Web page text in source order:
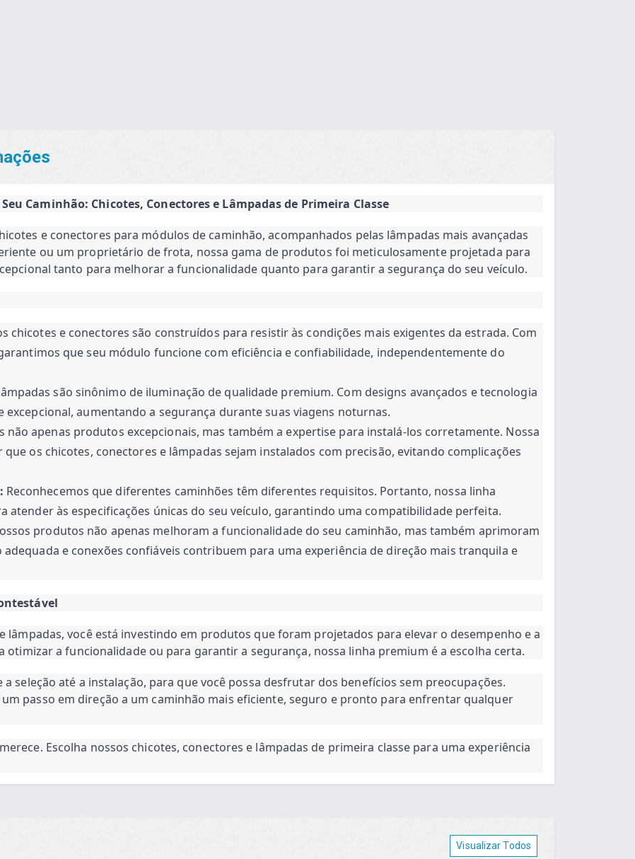
Caminhão: Chicotes, Conectores e Lâmpadas de Primeira Classe
e conectores para módulos de caminhão, acompanhados pelas lâmpadas mais avançadas
ou um proprietário de frota, nossa gama de produtos foi meticulosamente projetada para
tanto para melhorar a funcionalidade quanto para garantir a segurança do seu veículo.
chicotes e conectores são construídos para resistir às condições mais exigentes da estrada. Com
que seu módulo funcione com eficiência e confiabilidade, independentemente do
são sinônimo de iluminação de qualidade premium. Com designs avançados e tecnologia
aumentando a segurança durante suas viagens noturnas.
não apenas produtos excepcionais, mas também a expertise para instalá-los corretamente. Nossa
os chicotes, conectores e lâmpadas sejam instalados com precisão, evitando complicações
Reconhecemos que diferentes caminhões têm diferentes requisitos. Portanto, nossa linha
atender às especificações únicas do seu veículo, garantindo uma compatibilidade perfeita.
produtos não apenas melhoram a funcionalidade do seu caminhão, mas também aprimoram
e conexões confiáveis contribuem para uma experiência de direção mais tranquila e
lâmpadas, você está investindo em produtos que foram projetados para elevar o desempenho e a
otimizar a funcionalidade ou para garantir a segurança, nossa linha premium é a escolha certa.
seleção até a instalação, para que você possa desfrutar dos benefícios sem preocupações.
passo em direção a um caminhão mais eficiente, seguro e pronto para enfrentar qualquer
Escolha nossos chicotes, conectores e lâmpadas de primeira classe para uma experiência
Visualizar Todos